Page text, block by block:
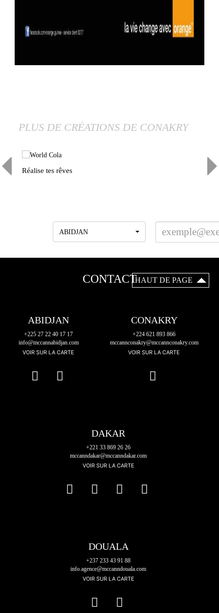
PLUS DE CRÉATIONS DE CONAKRY
Réalise tes rêves
ABIDJAN
HAUT DE PAGE
CONTACT
ABIDJAN
+225 27 22 40 17 17
info@mccannabidjan.com
VOIR SUR LA CARTE
CONAKRY
+224 621 893 866
mccannconakry@mccannconakry.com
VOIR SUR LA CARTE
DAKAR
+221 33 869 26 26
mccanndakar@mccanndakar.com
VOIR SUR LA CARTE
DOUALA
+237 233 43 91 88
info.agence@mccanndouala.com
VOIR SUR LA CARTE